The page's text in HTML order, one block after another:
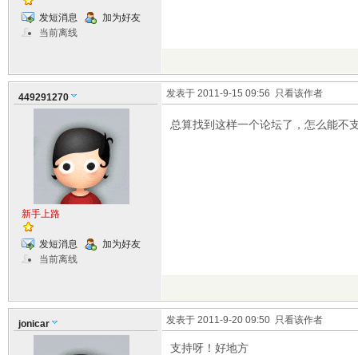
发短消息
加为好友
当前离线
449291270
新手上路
发短消息
加为好友
当前离线
发表于 2011-9-15 09:56 只看该作者
总算找到这样一个论坛了，怎么能不
jonicar 发表于 2011-9-20 09:50 只看该作者
支持呀！好地方